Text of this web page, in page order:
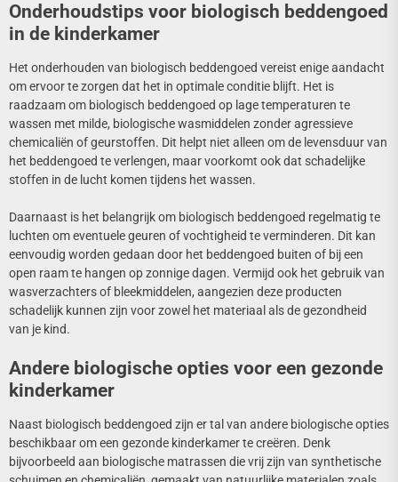
Onderhoudstips voor biologisch beddengoed
in de kinderkamer
Het onderhouden van biologisch beddengoed vereist enige aandacht
om ervoor te zorgen dat het in optimale conditie blijft. Het is
raadzaam om biologisch beddengoed op lage temperaturen te
wassen met milde, biologische wasmiddelen zonder agressieve
chemicaliën of geurstoffen. Dit helpt niet alleen om de levensduur van
het beddengoed te verlengen, maar voorkomt ook dat schadelijke
stoffen in de lucht komen tijdens het wassen.
Daarnaast is het belangrijk om biologisch beddengoed regelmatig te
luchten om eventuele geuren of vochtigheid te verminderen. Dit kan
eenvoudig worden gedaan door het beddengoed buiten of bij een
open raam te hangen op zonnige dagen. Vermijd ook het gebruik van
wasverzachters of bleekmiddelen, aangezien deze producten
schadelijk kunnen zijn voor zowel het materiaal als de gezondheid
van je kind.
Andere biologische opties voor een gezonde
kinderkamer
Naast biologisch beddengoed zijn er tal van andere biologische opties
beschikbaar om een gezonde kinderkamer te creëren. Denk
bijvoorbeeld aan biologische matrassen die vrij zijn van synthetische